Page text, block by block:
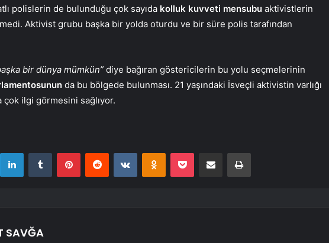
polislerin de bulunduğu çok sayıda kolluk kuvveti mensubu aktivistlerin
Aktivist grubu başka bir yolda oturdu ve bir süre polis tarafından
bir dünya mümkün” diye bağıran göstericilerin bu yolu seçmelerinin
da bu bölgede bulunması. 21 yaşındaki İsveçli aktivistin varlığı
çok ilgi görmesini sağlıyor.
LinkedInTumblr PinterestReddit VKontakteOdnoklassniki
Pocket E-Posta ile paylaş Yazdır
SAVĞA